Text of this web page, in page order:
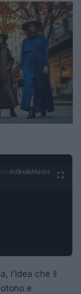
AdhubMedia
l’idea che il
e